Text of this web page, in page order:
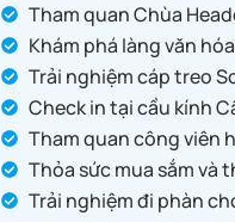
Tham quan Chùa
Khám phá làng văn
Trải nghiệm cáp treo
Check in tại cầu kính
Tham quan công viên
Thỏa sức mua sắm và
Trải nghiệm đi phàn